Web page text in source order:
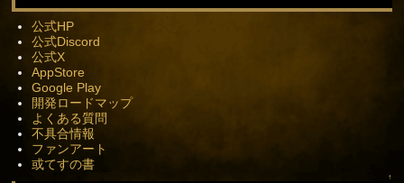
公式HP
公式Discord
公式X
AppStore
Google Play
開発ロードマップ
よくある質問
不具合情報
ファンアート
或てすの書
↑